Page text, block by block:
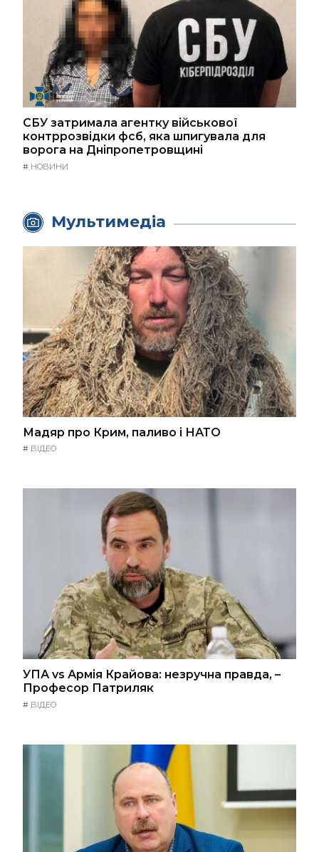
СБУ затримала агентку військової
контррозвідки фсб, яка шпигувала для
ворога на Дніпропетровщині
# НОВИНИ
Мультимедіа
Мадяр про Крим, паливо і НАТО
# ВІДЕО
УПА vs Армія Крайова: незручна правда, –
Професор Патриляк
# ВІДЕО